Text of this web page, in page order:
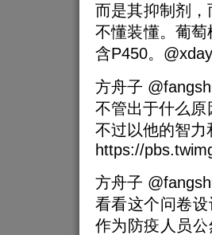
而是其抑制剂
不懂装懂。葡
含P450。
方舟子
不管出于什么原
不过以他的智力
https://
方舟子
看看这个问卷
作为防疫人员